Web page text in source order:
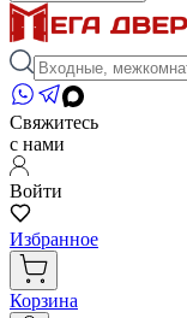
Свяжитесь
с нами
Войти
Избранное
Корзина